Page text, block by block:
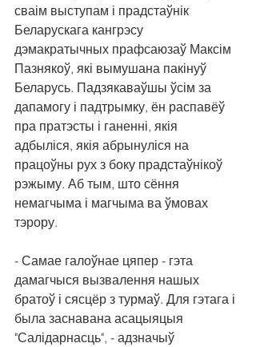
сваім выступам і прадстаўнік
Беларускага кангрэсу
дэмакратычных прафсаюзаў Максім
Пазнякоў, які вымушана пакінуў
Беларусь. Падзякаваўшы ўсім за
дапамогу і падтрымку, ён распавёў
пра пратэсты і ганенні, якія
адбыліся, якія абрынуліся на
працоўны рух з боку прадстаўнікоў
рэжыму. Аб тым, што сёння
немагчыма і магчыма ва ўмовах
тэрору.
- Самае галоўнае цяпер - гэта
дамагчыся вызвалення нашых
братоў і сясцёр з турмаў. Для гэтага і
была заснавана асацыяцыя
"Салідарнасць", - адзначыў